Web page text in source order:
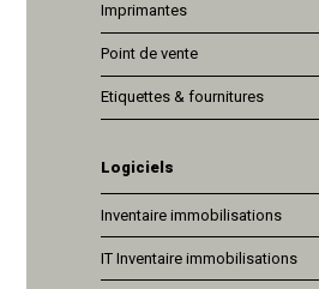
Imprimantes
Point de vente
Etiquettes & fournitures
Logiciels
Inventaire immobilisations
IT Inventaire immobilisations